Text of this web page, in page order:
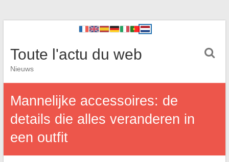
Toute l'actu du web
Nieuws
Mannelijke accessoires: de
details die alles veranderen in
een outfit